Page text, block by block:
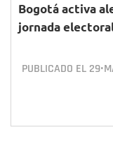
Bogotá activa
jornada
PUBLICADO EL